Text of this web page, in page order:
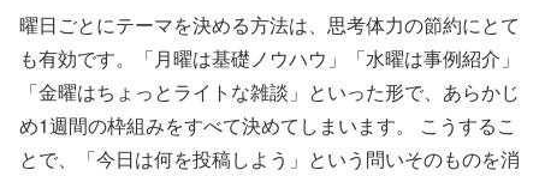
曜日ごとにテーマを決める方法は、思考体力の節約にとて
も有効です。「月曜は基礎ノウハウ」「水曜は事例紹介」
「金曜はちょっとライトな雑談」といった形で、あらかじ
め1週間の枠組みをすべて決めてしまいます。 こうするこ
とで、「今日は何を投稿しよう」という問いそのものを消